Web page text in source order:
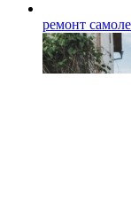
ремонт